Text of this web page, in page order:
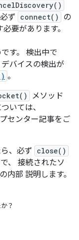
ず connect()
の
要があります。
す。 検出中で
バイスの検出が
。
メソッド
いては、
センター記事をご
、必ず close()
、 接続されたソ
内部 説明します。
？